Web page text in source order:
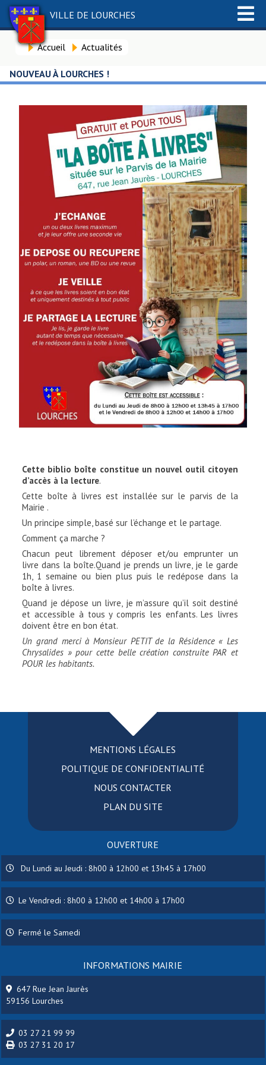
VILLE DE LOURCHES
Accueil Actualités
NOUVEAU À LOURCHES !
Cette biblio boîte constitue un nouvel outil citoyen
d’accès à la lecture.
Cette boîte à livres est installée sur le parvis de la
Mairie .
Un principe simple, basé sur l’échange et le partage.
Comment ça marche ?
Chacun peut librement déposer et/ou emprunter un
livre dans la boîte.Quand je prends un livre, je le garde
1h, 1 semaine ou bien plus puis le redépose dans la
boîte à livres.
Quand je dépose un livre, je m’assure qu’il soit destiné
et accessible à tous y compris les enfants. Les livres
doivent être en bon état.
Un grand merci à Monsieur PETITde la Résidence « Les
Chrysalides » pour cette belle création construite PAR et
POUR les habitants.
MENTIONS LÉGALES
POLITIQUE DE CONFIDENTIALITÉ
NOUS CONTACTER
PLAN DU SITE
OUVERTURE
Du Lundi au Jeudi : 8h00 à 12h00 et 13h45 à 17h00
Le Vendredi : 8h00 à 12h00 et 14h00 à 17h00
Fermé le Samedi
INFORMATIONS MAIRIE
647 Rue Jean Jaurès
59156 Lourches
03 27 21 99 99
03 27 31 20 17